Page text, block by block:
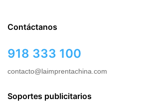
Contáctanos
918 333 100
contacto@laimprentachina.com
Soportes publicitarios